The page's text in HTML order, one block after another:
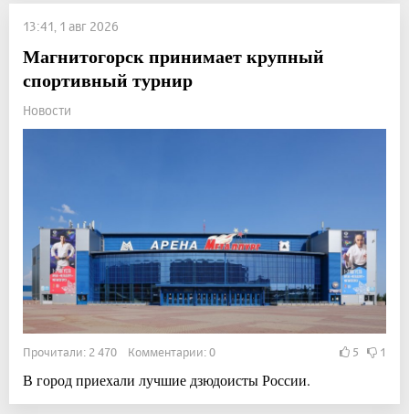
13:41, 1 авг 2026
Магнитогорск принимает крупный
спортивный турнир
Новости
Прочитали: 2 470 Комментарии: 0 5 1
В город приехали лучшие дзюдоисты России.